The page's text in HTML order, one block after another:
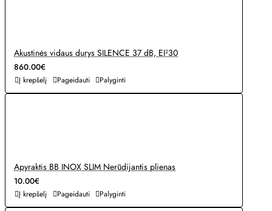
Akustinės vidaus durys SILENCE 37 dB, EI²30
860.00€
Į krepšelį Pageidauti Palyginti
Apyraktis BB INOX SLIM Nerūdijantis plienas
10.00€
Į krepšelį Pageidauti Palyginti